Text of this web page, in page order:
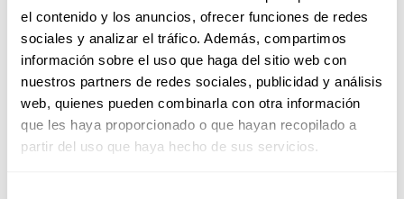
el contenido y los anuncios, ofrecer funciones de redes
sociales y analizar el tráfico. Además, compartimos
información sobre el uso que haga del sitio web con
nuestros partners de redes sociales, publicidad y análisis
web, quienes pueden combinarla con otra información
que les haya proporcionado o que hayan recopilado a
partir del uso que haya hecho de sus servicios.